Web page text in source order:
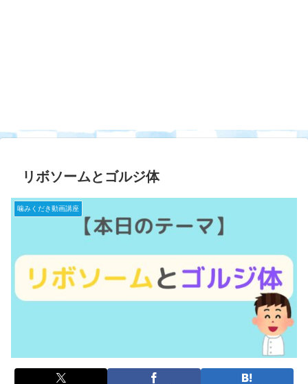
リボソームとゴルジ体
噛みくだき動画講座